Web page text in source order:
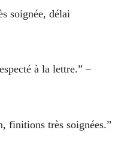
soignée, délai
à la lettre.” –
finitions très soignées.”